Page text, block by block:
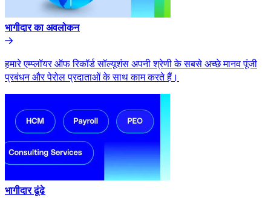
भागीदार का अवलोकन​​
हमारे एम्प्लॉयर ऑफ रिकॉर्ड सॉल्यूशंस अपनी श्रेणी के सबसे अच्छे मानव पूंजी
प्रबंधन और पेरोल प्रदाताओं के साथ काम करते हैं।​​
भागीदार ढूंढे​​